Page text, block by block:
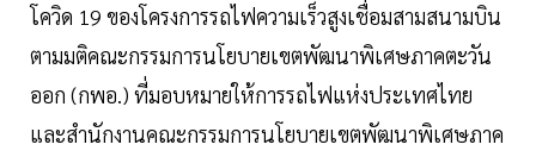
โควิด 19 ของโครงการรถไฟความเร็วสูงเชื่อมสามสนามบิน
ตามมติคณะกรรมการนโยบายเขตพัฒนาพิเศษภาคตะวัน
ออก (กพอ.) ที่มอบหมายให้การรถไฟแห่งประเทศไทย
และสำนักงานคณะกรรมการนโยบายเขตพัฒนาพิเศษภาค